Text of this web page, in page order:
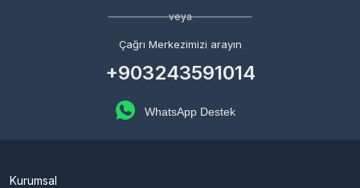
veya
Çağrı Merkezimizi arayın
+903243591014
WhatsApp Destek
Kurumsal